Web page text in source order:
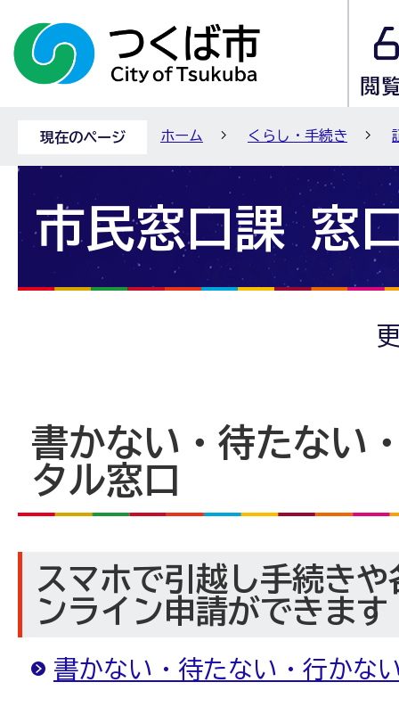
現在のページ ホーム くらし・手続き
市民窓口課 窓
書かない・待たない
タル窓口
スマホで引越し手続き
ンライン申請ができます
書かない・待たない・行かな